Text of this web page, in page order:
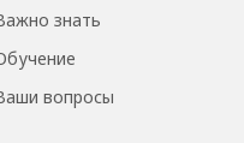
знать
вопросы